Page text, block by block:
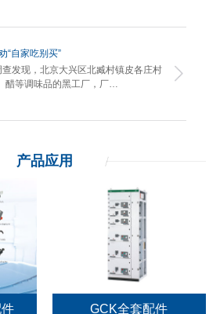
“自家吃别买”
发现，北京大兴区北臧村镇皮各庄村
醋等调味品的黑工厂，厂…
产品应用
GCK全套配件